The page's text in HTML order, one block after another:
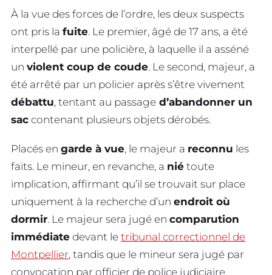
À la vue des forces de l’ordre, les deux suspects
ont pris la fuite. Le premier, âgé de 17 ans, a été
interpellé par une policière, à laquelle il a asséné
un violent coup de coude. Le second, majeur, a
été arrêté par un policier après s’être vivement
débattu, tentant au passage d’abandonner un
sac contenant plusieurs objets dérobés.
Placés en garde à vue, le majeur a reconnu les
faits. Le mineur, en revanche, a nié toute
implication, affirmant qu’il se trouvait sur place
uniquement à la recherche d’un endroit où
dormir. Le majeur sera jugé en comparution
immédiate devant le tribunal correctionnel de
Montpellier, tandis que le mineur sera jugé par
convocation par officier de police judiciaire.